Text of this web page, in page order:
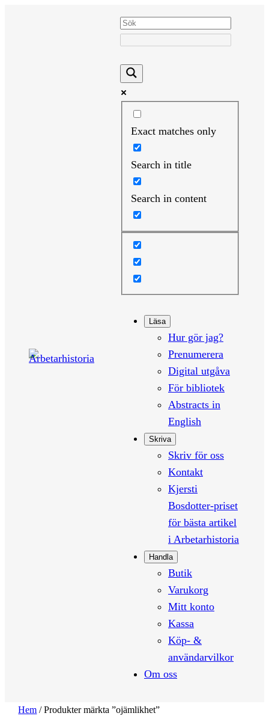
Exact matches only
Search in title
Search in content
Läsa
Hur gör jag?
Prenumerera
Digital utgåva
För bibliotek
Abstracts in
English
Skriva
Skriv för oss
Kontakt
Kjersti
Bosdotter-priset
för bästa artikel
i Arbetarhistoria
Handla
Butik
Varukorg
Mitt konto
Kassa
Köp- &
användarvilkor
Om oss
Hem / Produkter märkta ”ojämlikhet”